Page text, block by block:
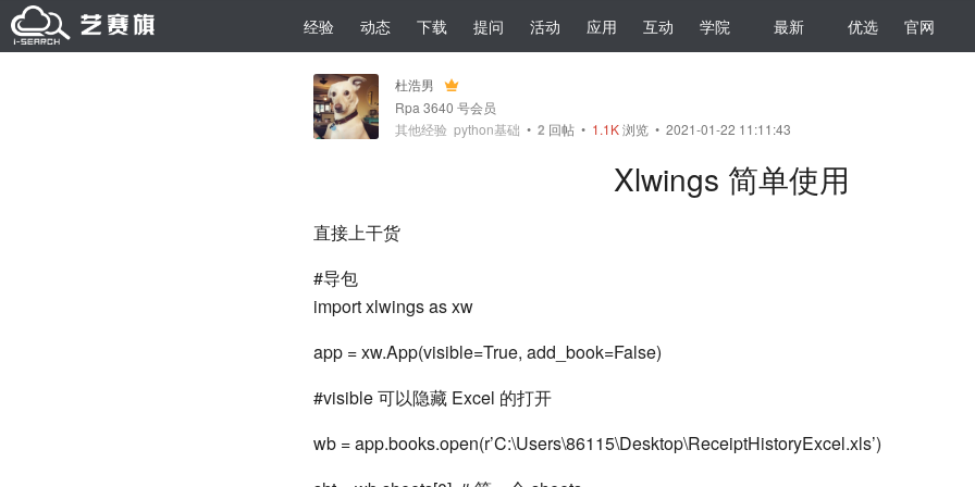
经验 动态 下载 提问 活动 应用 互动 学院 最新 优选 官网
杜浩男
Rpa 3640 号会员
其他经验 python基础 • 2 回帖 • 1.1K浏览 • 2021-01-22 11:11:43
Xlwings 简单使用
直接上干货
#导包
import xlwings as xw
app = xw.App(visible=True, add_book=False)
#visible 可以隐藏 Excel 的打开
wb = app.books.open(r’C:\Users\86115\Desktop\ReceiptHistoryExcel.xls’)